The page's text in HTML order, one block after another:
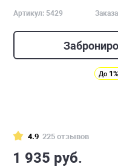
Артикул: 5429
До 1%
4.9 225 отзывов
1 935 руб.